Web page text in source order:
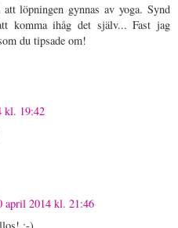
löpningen gynnas av yoga. Synd
komma ihåg det själv... Fast jag
du tipsade om!
kl. 19:42
april 2014 kl. 21:46